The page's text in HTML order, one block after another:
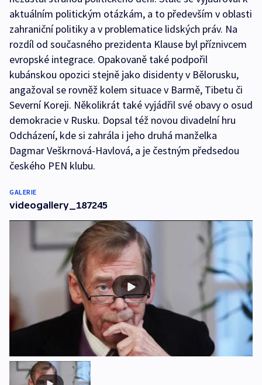
aktuálním politickým otázkám, a to především v oblasti
zahraniční politiky a v problematice lidských práv. Na
rozdíl od současného prezidenta Klause byl příznivcem
evropské integrace. Opakovaně také podpořil
kubánskou opozici stejně jako disidenty v Bělorusku,
angažoval se rovněž kolem situace v Barmě, Tibetu či
Severní Koreji. Několikrát také vyjádřil své obavy o osud
demokracie v Rusku. Dopsal též novou divadelní hru
Odcházení, kde si zahrála i jeho druhá manželka
Dagmar Veškrnová-Havlová, a je čestným předsedou
českého PEN klubu.
GALERIE
videogallery_187245